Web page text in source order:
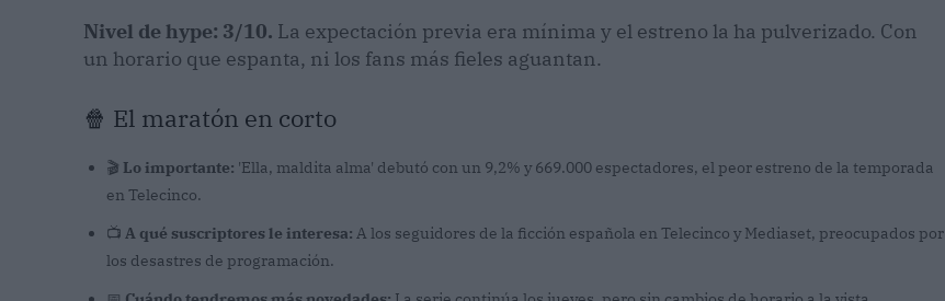
Nivel de hype: 3/10. La expectación previa era mínima y el estreno la ha pulverizado. Con
un horario que espanta, ni los fans más fieles aguantan.
🍿 El maratón en corto
🎬 Lo importante: 'Ella, maldita alma' debutó con un 9,2% y 669.000 espectadores, el peor estreno de la temporada
en Telecinco.
📺 A qué suscriptores le interesa: A los seguidores de la ficción española en Telecinco y Mediaset, preocupados por
los desastres de programación.